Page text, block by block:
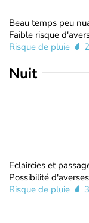
Beau temps peu
Faible risque
Risque de pluie
Nuit
Eclaircies et
Possibilité
Risque de pluie